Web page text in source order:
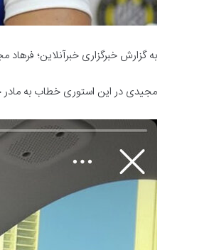
به گزارش خبرگزاری خبرآنلاین؛
مجیدی در این استوری خطاب به